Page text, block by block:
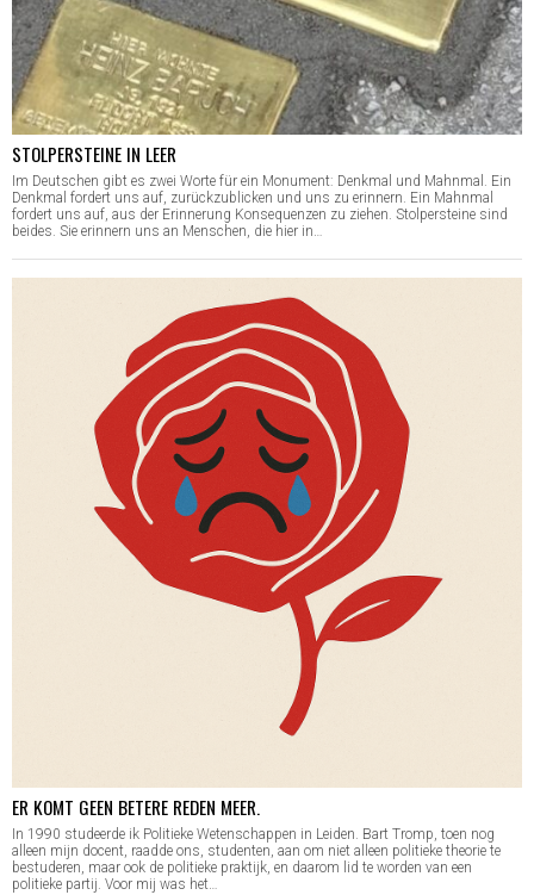
STOLPERSTEINE IN LEER
Im Deutschen gibt es zwei Worte für ein Monument: Denkmal und Mahnmal. Ein
Denkmal fordert uns auf, zurückzublicken und uns zu erinnern. Ein Mahnmal
fordert uns auf, aus der Erinnerung Konsequenzen zu ziehen. Stolpersteine sind
beides. Sie erinnern uns an Menschen, die hier in…
ER KOMT GEEN BETERE REDEN MEER.
In 1990 studeerde ik Politieke Wetenschappen in Leiden. Bart Tromp, toen nog
alleen mijn docent, raadde ons, studenten, aan om niet alleen politieke theorie te
bestuderen, maar ook de politieke praktijk, en daarom lid te worden van een
politieke partij. Voor mij was het…